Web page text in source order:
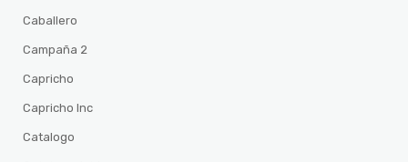
Caballero
Campaña 2
Capricho
Capricho Inc
Catalogo